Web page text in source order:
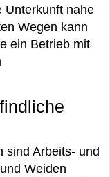
Unterkunft nahe
Wegen kann
ein Betrieb mit
sind Arbeits- und
Weiden